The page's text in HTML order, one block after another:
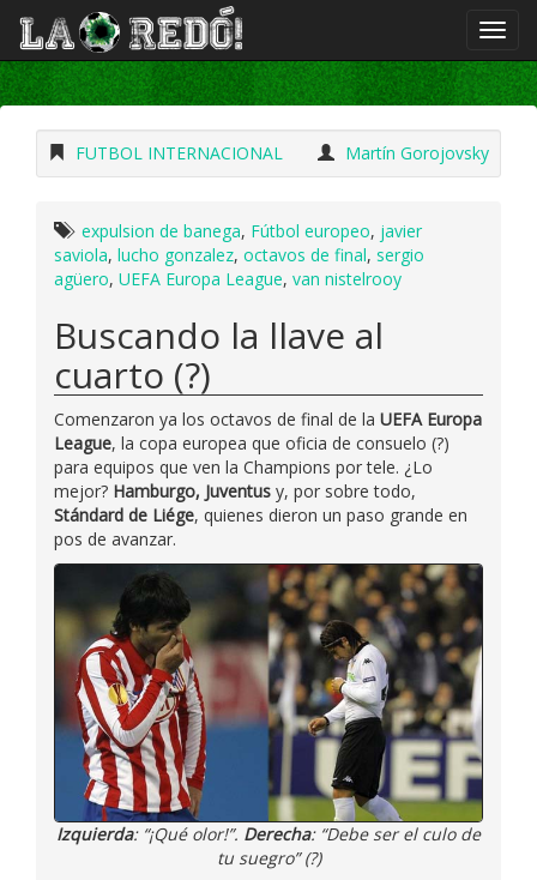
FUTBOL INTERNACIONAL Martín Gorojovsky
expulsion de banega, Fútbol europeo, javier
saviola, lucho gonzalez, octavos de final, sergio
agüero, UEFA Europa League, van nistelrooy
Buscando la llave al
cuarto (?)
Comenzaron ya los octavos de final de la UEFA Europa
League, la copa europea que oficia de consuelo (?)
para equipos que ven la Champions por tele. ¿Lo
mejor? Hamburgo, Juventus y, por sobre todo,
Stándard de Liége, quienes dieron un paso grande en
pos de avanzar.
Izquierda: “¡Qué olor!”. Derecha: “Debe ser el culo de
tu suegro” (?)